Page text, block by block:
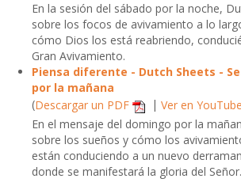
En la sesión del sábado por la noche,
sobre los focos de avivamiento a lo
cómo Dios los está reabriendo,
Gran Avivamiento.
Piensa diferente - Dutch Sheets -
por la mañana
(Descargar un PDF | Ver en YouTube
En el mensaje del domingo por la
sobre los sueños y cómo los
están conduciendo a un nuevo
donde se manifestará la gloria del Señor.